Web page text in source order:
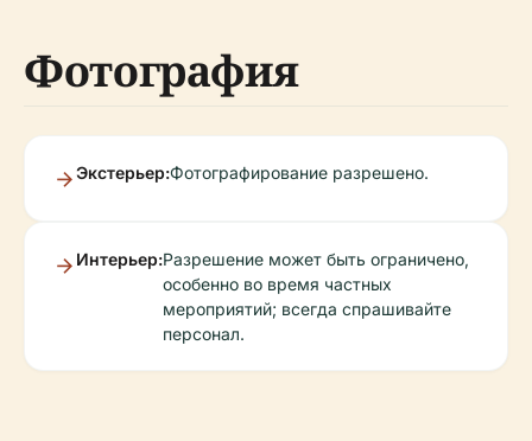
Фотография
Экстерьер:Фотографирование разрешено.
Интерьер:Разрешение может быть ограничено,
особенно во время частных
мероприятий; всегда спрашивайте
персонал.